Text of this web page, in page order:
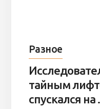
Разное
тайным
спускался на